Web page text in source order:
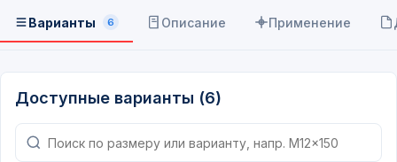
Варианты 6 Описание Применение
Доступные варианты (6)